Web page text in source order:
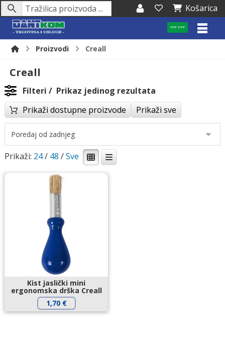
Košarica
WEB SHOP
Proizvodi Creall
Creall
Filteri
Prikaz jedinog rezultata
Prikaži dostupne proizvode
Prikaži sve
Prikaži: 24/ 48 /
Kist jaslički mini
ergonomska drška Creall
1,70 €